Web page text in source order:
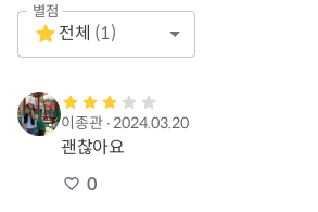
별점
1 Star
Empty
전체 (1)
이종관∙2024.03.20
괜찮아요
0